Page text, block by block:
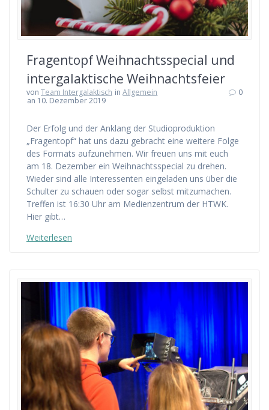
Fragentopf Weihnachtsspecial und
intergalaktische Weihnachtsfeier
von Team Intergalaktisch inAllgemein
an 10. Dezember 2019
0
Der Erfolg und der Anklang der Studioproduktion
„Fragentopf“ hat uns dazu gebracht eine weitere Folge
des Formats aufzunehmen. Wir freuen uns mit euch
am 18. Dezember ein Weihnachtsspecial zu drehen.
Wieder sind alle Interessenten eingeladen uns über die
Schulter zu schauen oder sogar selbst mitzumachen.
Treffen ist 16:30 Uhr am Medienzentrum der HTWK.
Hier gibt…
Weiterlesen